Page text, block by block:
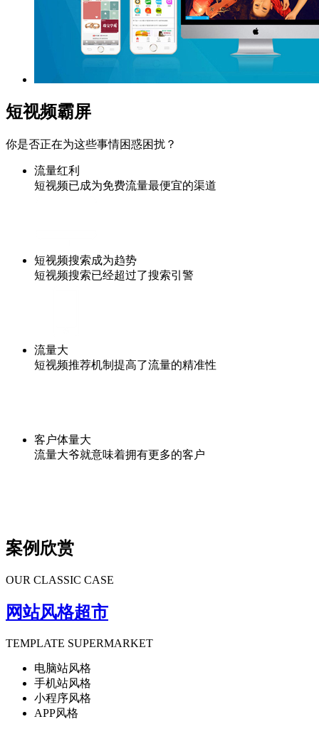
短视频霸屏
你是否正在为这些事情困惑困扰？
流量红利
短视频已成为免费流量最便宜的渠道
短视频搜索成为趋势
短视频搜索已经超过了搜索引警
流量大
短视频推荐机制提高了流量的精准性
客户体量大
流量大爷就意味着拥有更多的客户
案例欣赏
OUR CLASSIC CASE
网站风格超市
TEMPLATE SUPERMARKET
电脑站风格
手机站风格
小程序风格
APP风格